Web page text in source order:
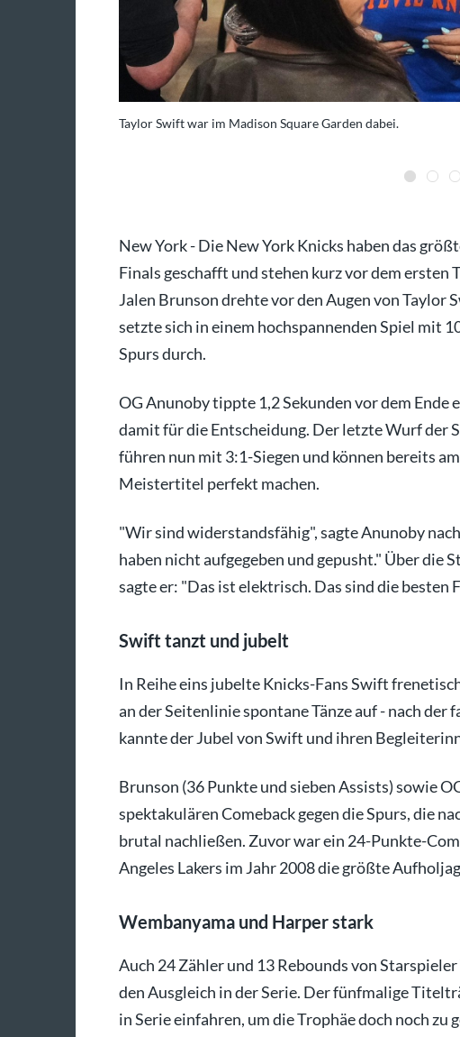
Taylor Swift war im Madison Square Garden dabei.
New York - Die New York Knicks haben das
Finals geschafft und stehen kurz vor dem ersten
Jalen Brunson drehte vor den Augen von Taylor
setzte sich in einem hochspannenden Spiel mit
Spurs durch.
OG Anunoby tippte 1,2 Sekunden vor dem Ende
damit für die Entscheidung. Der letzte Wurf der
führen nun mit 3:1-Siegen und können bereits
Meistertitel perfekt machen.
"Wir sind widerstandsfähig", sagte Anunoby
haben nicht aufgegeben und gepusht." Über die
sagte er: "Das ist elektrisch. Das sind die besten
Swift tanzt und jubelt
In Reihe eins jubelte Knicks-Fans Swift
an der Seitenlinie spontane Tänze auf - nach der
kannte der Jubel von Swift und ihren
Brunson (36 Punkte und sieben Assists) sowie
spektakulären Comeback gegen die Spurs, die
brutal nachließen. Zuvor war ein 24-Punkte-
Angeles Lakers im Jahr 2008 die größte
Wembanyama und Harper stark
Auch 24 Zähler und 13 Rebounds von
den Ausgleich in der Serie. Der fünfmalige
in Serie einfahren, um die Trophäe doch noch